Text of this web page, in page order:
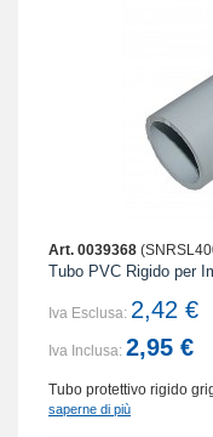
Art. 0039368
Tubo PVC Rigido per
Iva Esclusa: 2,42 €
Iva Inclusa: 2,95 €
Tubo protettivo rigido
saperne di più